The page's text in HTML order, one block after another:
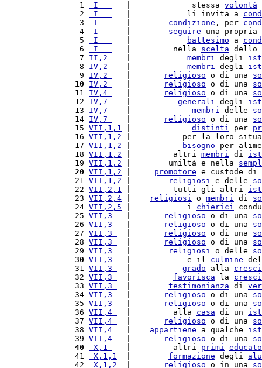
  1
I
   |             stessa
volontà
  2
I
   |            li invita a
  3
I condizione , per
  4
I seguire una propria
  5
I battesimo a
  6
I
   |         nella
scelta dello
  7
II,2 membri degli
  8
IV,2 membri degli
  9
IV,2 religioso o di una
10
IV,2 religioso o di una
11 IV,4 religioso o di una
12 IV,7 generali degli
13 IV,7 membri delle
14 IV,7 religioso o di una
15 VII,1,1 distinti per
16 VII,1,2 |           per la loro
17 VII,1,2 bisogno per
18 VII,1,2 |         altri membri di
19 VII,1,2 |        umiltà e nella
20 VII,1,2 promotore e custode
21 VII,1,2 religiosi e delle
22 VII,2,1 |         tutti gli altri
23 VII,2,4 religiosi o membri di
24 VII,2,5 |            i chierici
25 VII,3 religioso o di una
26 VII,3 religioso o di una
27 VII,3 religioso o di una
28 VII,3 religioso o di una
29 VII,3 religiosi o delle
30 VII,3
  |            e il
culmine
31 VII,3 grado alla
32 VII,3 favorisca la
33 VII,3 testimonianza di
34 VII,3 religioso o di una
35 VII,3 religioso o di una
36 VII,4
  |         alla
casa di un
37 VII,4 religioso o di una
38 VII,4 appartiene a qualche
39 VII,4 religioso o di una
40
X,1
   |         altri
primi
41
X,1,1 formazione degli
42
X,1,2 religioso o in una